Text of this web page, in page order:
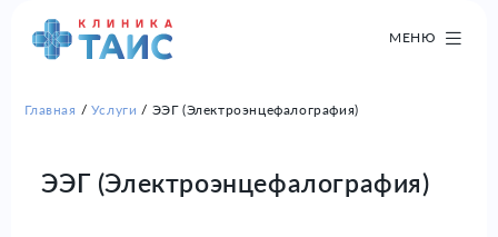
МЕНЮ
Главная Услуги ЭЭГ (Электроэнцефалография)
ЭЭГ (Электроэнцефалография)